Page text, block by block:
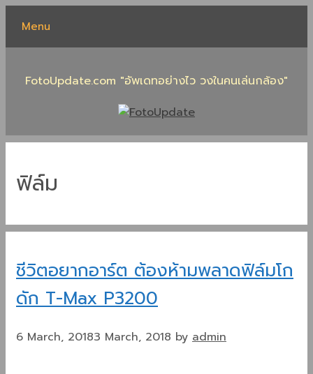
content
Menu
FotoUpdate.com "อัพเดทอย่างไว วงในคนเล่นกล้อง"
ฟิล์ม
ชีวิตอยากอาร์ต ต้องห้ามพลาดฟิล์มโก
ดัก T-Max P3200
6 March, 20183 March, 2018 by admin